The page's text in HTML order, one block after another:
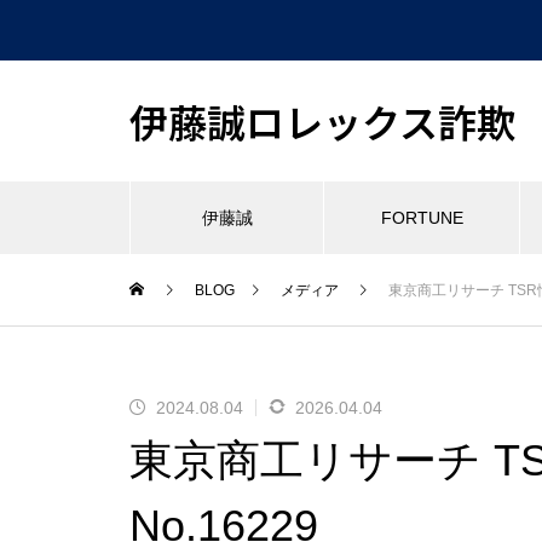
伊藤誠ロレックス詐欺
伊藤誠 FORTUNE
BLOG メディア 東京商工リサーチ
2024.08.04 2026.04.04
東京商工リサーチ
No.16229